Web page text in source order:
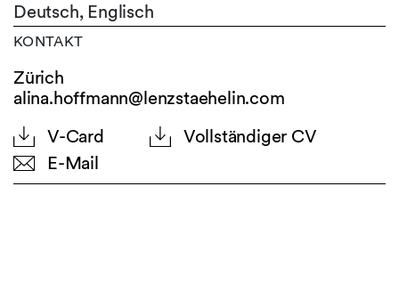
Deutsch, Englisch
KONTAKT
Zürich
alina.hoffmann@lenzstaehelin.com
V-Card
Vollständiger CV
E-Mail